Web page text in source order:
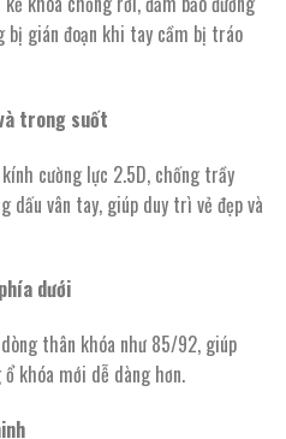
bị gián đoạn khi tay cầm bị tráo
trong suốt
cường lực 2.5D, chống trầy
dấu vân tay, giúp duy trì vẻ đẹp và
dưới
thân khóa như 85/92, giúp
khóa mới dễ dàng hơn.